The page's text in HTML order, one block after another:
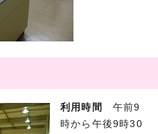
利用時間 午前9
時から午後9時30